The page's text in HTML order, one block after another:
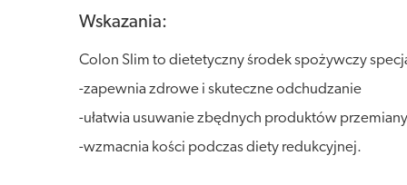
Wskazania:
Colon Slim to dietetyczny środek spożywczy
-zapewnia zdrowe i skuteczne odchudzanie
-ułatwia usuwanie zbędnych produktów
-wzmacnia kości podczas diety redukcyjnej.